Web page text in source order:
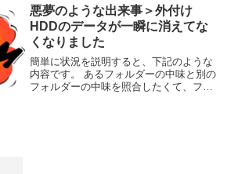
ことに気づきました。今は、西暦2006年
なのに、西暦2054年...
悪夢のような出来事＞外付け
HDDのデータが一瞬に消えてな
くなりました
簡単に状況を説明すると、下記のような
内容です。 あるフォルダーの中味と別の
フォルダーの中味を照合したくて、ファ